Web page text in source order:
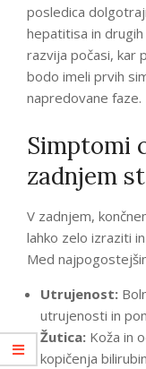
posledica
hepatitisa in
razvija počasi, kar
bodo imeli prvih
napredovane faze.
Simptomi
zadnjem
V zadnjem,
lahko zelo izraziti
Med
Utrujenost:
utrujenosti in
Žutica: Koža in
kopičenja